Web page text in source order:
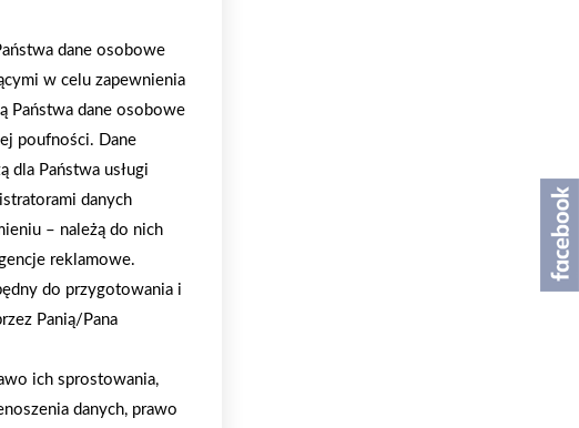
dane osobowe
w celu zapewnienia
Państwa dane osobowe
poufności. Dane
dla Państwa usługi
danych
– należą do nich
reklamowe.
do przygotowania i
Panią/Pana
ich sprostowania,
danych, prawo